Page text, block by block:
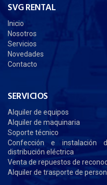
SVG RENTAL
Inicio
Nosotros
Servicios
Novedades
Contacto
SERVICIOS
Alquiler de equipos
Alquiler de maquinaria
Soporte técnico
Confección e instalación
distribución eléctrica
Venta de repuestos de
Alquiler de trasporte de